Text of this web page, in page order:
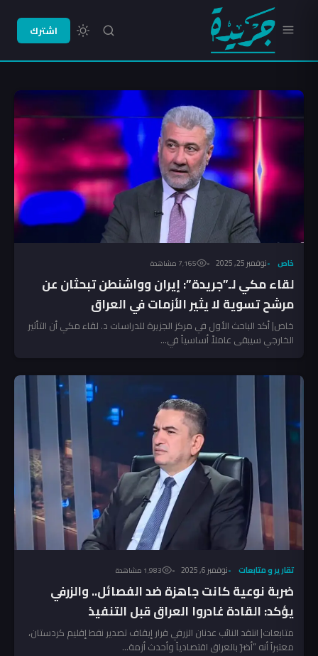
اشترك
خاص نوفمبر 25, 2025 7٬165 مشاهدة
لقاء مكي لـ”جريدة”: إيران وواشنطن تبحثان عن
مرشح تسوية لا يثير الأزمات في العراق
خاص| أكد الباحث الأول في مركز الجزيرة للدراسات د. لقاء مكي أن التأثير
الخارجي سيبقى عاملاً أساسياً في...
تقارير و متابعات نوفمبر 6, 2025 1٬983 مشاهدة
ضربة نوعية كانت جاهزة ضد الفصائل.. والزرفي
يؤكد: القادة غادروا العراق قبل التنفيذ
متابعات| انتقد النائب عدنان الزرفي قرار إيقاف تصدير نفط إقليم كردستان،
معتبراً أنه “أضرّ بالعراق اقتصادياً وأحدث أزمة...